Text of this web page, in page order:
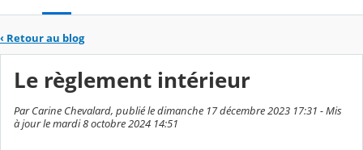
‹ Retour au blog
Le règlement intérieur
Par Carine Chevalard, publié le dimanche 17 décembre 2023 17:31 - Mis
à jour le mardi 8 octobre 2024 14:51